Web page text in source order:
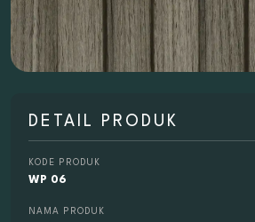
DETAIL PRODUK
KODE PRODUK
WP 06
NAMA PRODUK